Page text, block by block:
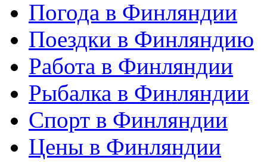
Погода в Финляндии
Поездки в Финляндию
Работа в Финляндии
Рыбалка в Финляндии
Спорт в Финляндии
Цены в Финляндии